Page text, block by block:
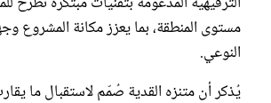
مستوى المنطقة، بما يعزز مكانة المشروع
النوعي.